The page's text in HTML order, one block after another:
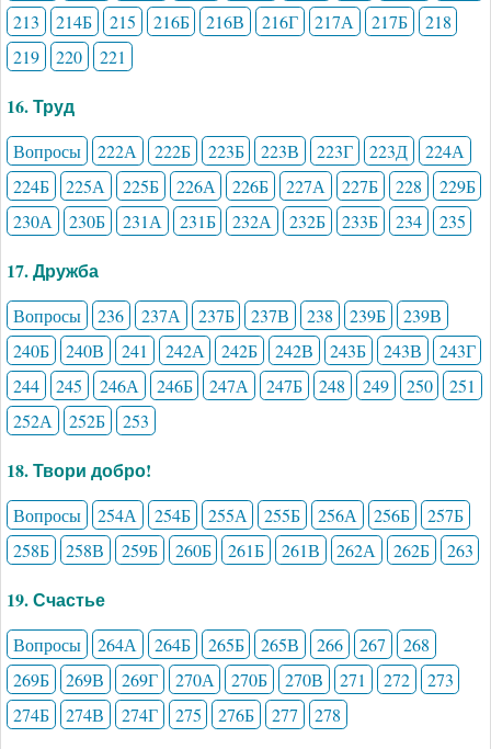
213
214Б 215 216Б 216В 216Г 217А 217Б
218
219
220 221
16. Труд
Вопросы 222А 222Б 223Б 223В 223Г 223Д
224А
224Б
225А 225Б 226А 226Б 227А 227Б 228
229Б
230А
230Б 231А 231Б 232А 232Б 233Б 234 235
17. Дружба
Вопросы 236 237А 237Б 237В 238 239Б
239В
240Б
240В 241 242А 242Б 242В 243Б 243В
243Г
244
245 246А 246Б 247А 247Б 248 249 250
251
252А
252Б 253
18. Твори добро!
Вопросы 254А 254Б 255А 255Б 256А 256Б
257Б
258Б
258В 259Б 260Б 261Б 261В 262А 262Б 263
19. Счастье
Вопросы 264А 264Б 265Б 265В 266 267
268
269Б
269В 269Г 270А 270Б 270В 271 272
273
274Б
274В 274Г 275 276Б 277 278